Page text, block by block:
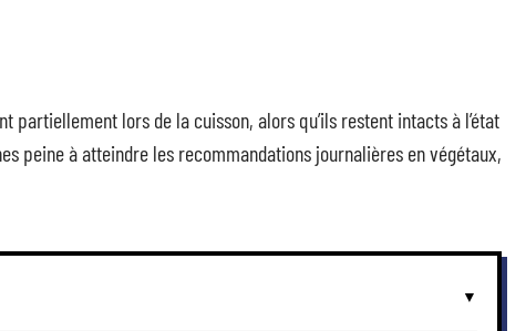
partiellement lors de la cuisson, alors qu’ils restent intacts à l’état
peine à atteindre les recommandations journalières en végétaux,